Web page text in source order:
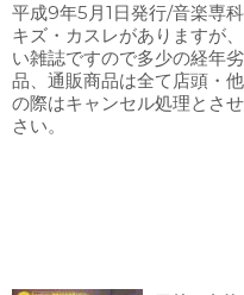
平成9年5月1日発行/音楽専
キズ・カスレがありますが
い雑誌ですので多少の経年
品、通販商品は全て店頭・
の際はキャンセル処理とさ
さい。